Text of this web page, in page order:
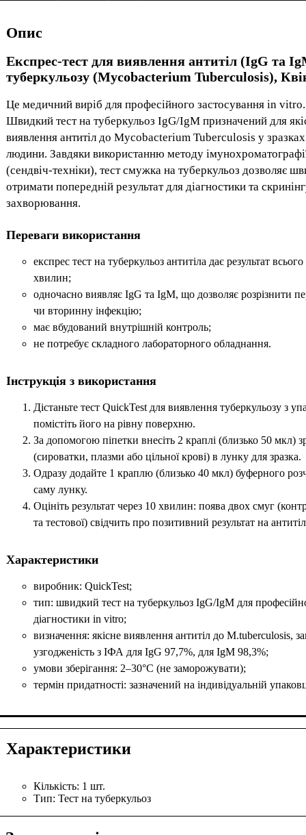
Опис
Експрес-тест для виявлення антитіл (IgG та
туберкульозу (Mycobacterium Tuberculosis),
Це медичний виріб для професійного застосування in vitro.
Швидкий тест на туберкульоз IgG/IgM призначений для
виявлення антитіл до Mycobacterium Tuberculosis у зразках
людини. Завдяки використанню методу
(сендвіч-техніки), тест смужка на туберкульоз дозволяє
отримати попередній результат для діагностики та
захворювання.
Переваги використання
експрес тест на туберкульоз антитіла дає результат всього
хвилин;
одночасно виявляє IgG та IgM, що дозволяє розрізнити
чи вторинну інфекцію;
має вбудований внутрішній контроль;
не потребує складного лабораторного обладнання.
Інструкція з використання
Дістаньте тест QuickTest для виявлення туберкульозу з
помістіть його на рівну поверхню.
За допомогою піпетки внесіть 2 краплі (близько 50 мкл)
(сироватки, плазми або цільної крові) в лунку для зразка.
Одразу додайте 1 краплю (близько 40 мкл) буферного
саму лунку.
Оцініть результат через 10 хвилин: поява двох смуг
та тестової) свідчить про позитивний результат на
Характеристики
виробник: QuickTest;
тип: швидкий тест на туберкульоз IgG/IgM для
діагностики in vitro;
визначення: якісне виявлення антитіл до M.tuberculosis,
узгодженість з ІФА для IgG 97,7%, для IgM 98,3%;
умови зберігання: 2–30°C (не заморожувати);
термін придатності: зазначений на індивідуальній
Характеристики
Кількість: 1 шт.
Тип: Тест на туберкульоз